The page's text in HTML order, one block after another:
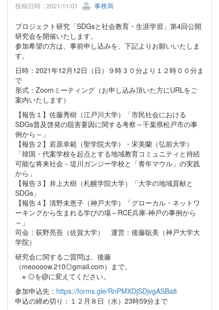
投稿日時 : 2021/11/01 事務局
プロジェクト研究「SDGsと社会教育・生涯学習」第4回公開
研究会を開催いたします。
参加希望の方は、事前申し込みを、下記よりお願いいたしま
す。
日時：2021年12月12日（日）９時３０分より１２時００分ま
で
形式：Zoomミーティング（お申し込み頂いた方にURLをご
案内いたします）
【報告１】佐藤秀樹（江戸川大学）「市民社会における
SDGs普及啓発の阻害要因に関する考察～千葉県松戸市の事
例から～」
【報告２】若原幸範（聖学院大学）・宋美蘭（弘前大学）
「韓国・代案学校を起点とする地域教育コミュニティと持続
可能な将来社会－堤川ガンジー学校と「青年マウル」の実践
から」
【報告３】井上大樹（札幌学院大学）「大学の地域貢献と
SDGs」
【報告４】清野未恵子（神戸大学）「グローカル・ネットワ
ーキングから生まれる学びの場～RCE兵庫-神戸の事例から
～」
司会：荻野亮吾（佐賀大学） 運営：後藤聡美（神戸大学大
学院）
研究会に関するご質問は、後藤
（meoooow.210◎gmail.com）まで。
※ ◎を@に変えてください。
参加申込先： https://forms.gle/RnPMXDjSDjvgASBa8
申込の締め切り：１２月８日（水）23時59分まで